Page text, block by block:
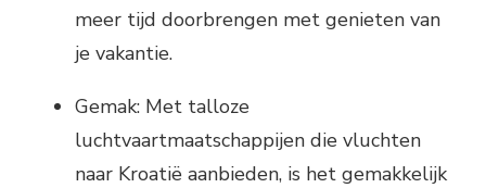
meer tijd doorbrengen met genieten van
je vakantie.
Gemak: Met talloze
luchtvaartmaatschappijen die vluchten
naar Kroatië aanbieden, is het gemakkelijk